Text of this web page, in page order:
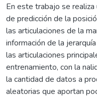
En este trabajo se
de predicción de la
las articulaciones de la
información de la
las articulaciones
entrenamiento, con la
la cantidad de datos a
aleatorias que aportan